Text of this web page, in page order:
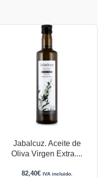
Jabalcuz. Aceite de
Oliva Virgen Extra....
82,40€ IVA incluido.